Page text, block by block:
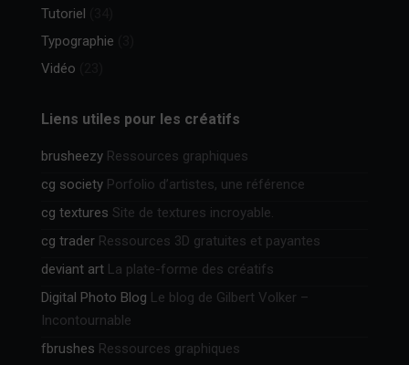
Tutoriel
Typographie
Vidéo
Liens utiles pour les créatifs
brusheezy Ressources graphiques
cg society Porfolio d’artistes, une référence
cg textures Site de textures incroyable.
cg trader Ressources 3D gratuites et payantes
deviant art La plate-forme des créatifs
Digital Photo Blog Le blog de Gilbert Volker –
Incontournable
fbrushes Ressources graphiques